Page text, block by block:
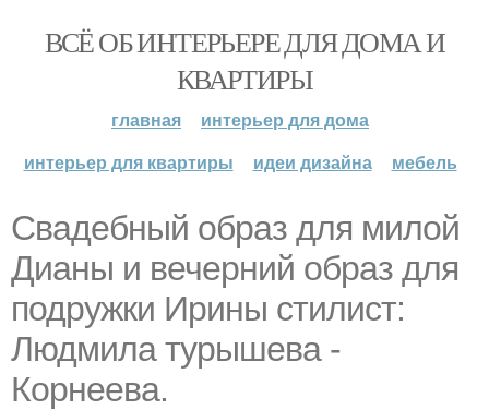
ВСЁ ОБ ИНТЕРЬЕРЕ ДЛЯ ДОМА И
КВАРТИРЫ
главная
интерьер для дома
интерьер для квартиры
идеи дизайна мебель
Свадебный образ для милой
Дианы и вечерний образ для
подружки Ирины стилист:
Людмила турышева -
Корнеева.